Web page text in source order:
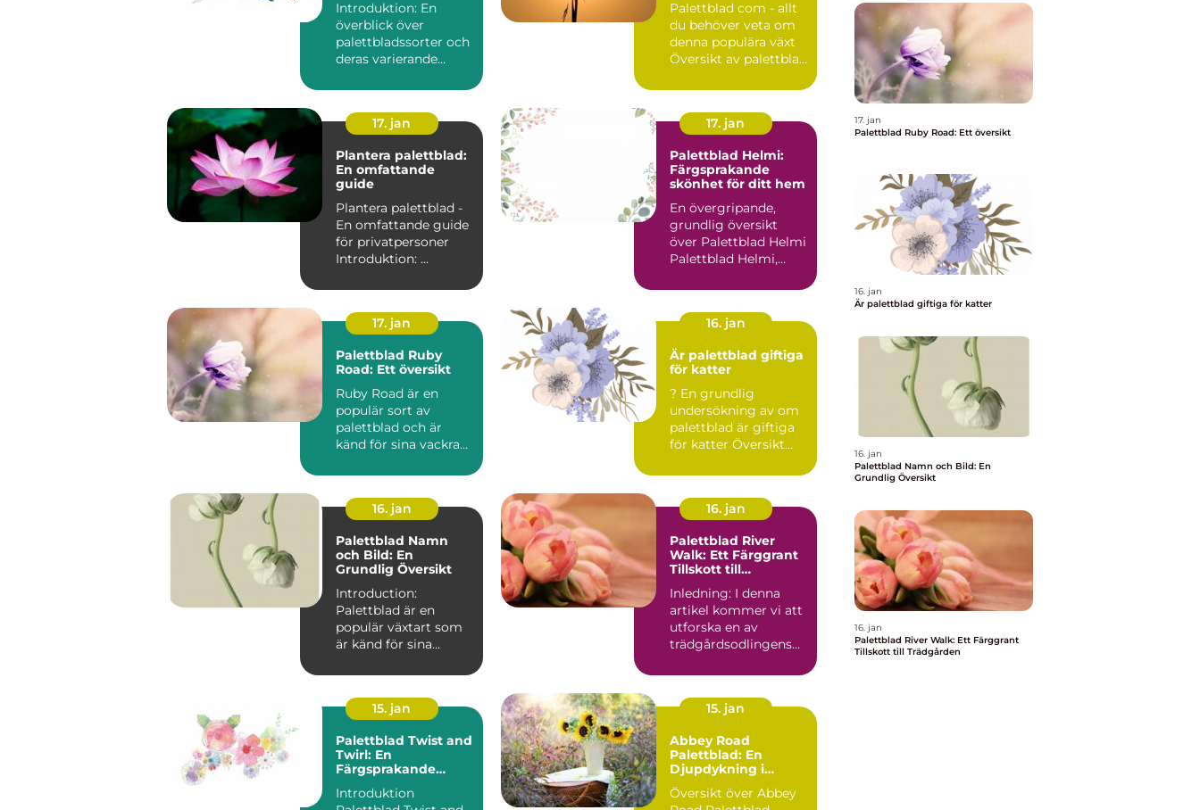
Introduktion: En
överblick över
palettbladssorter och
deras varierande
Coleu...
Palettblad com - allt
du behöver veta om
denna populära växt
Översikt av palettblad
17. jan
Plantera palettblad:
En omfattande
guide
Plantera palettblad -
En omfattande guide
för privatpersoner
Introduktion: ...
17. jan
Palettblad Helmi:
Färgsprakande
skönhet för ditt hem
En övergripande,
grundlig översikt
över Palettblad Helmi
Palettblad Helmi,
scu...
17. jan
Palettblad Ruby
Road: Ett översikt
Ruby Road är en
populär sort av
palettblad och är
känd för sina vackra
unika färgv...
16. jan
Är palettblad giftiga
för katter
? En grundlig
undersökning av om
palettblad är giftiga
för katter Översikt
pa...
16. jan
Palettblad Namn
och Bild: En
Grundlig Översikt
Introduction:
Palettblad är en
populär växtart som
är känd för sina
Dessutom finns de...
16. jan
Palettblad River
Walk: Ett Färggrant
Tillskott till
Inledning: I denna
artikel kommer vi att
utforska en av
trädgårdsodlingens
Palet...
15. jan
Palettblad Twist and
Twirl: En
Färgsprakande
Introduktion
15. jan
Abbey Road
Palettblad: En
Djupdykning i
Egenskaperna och
Översikt över Abbey
17. jan
Palettblad Ruby Road: Ett översikt
16. jan
Är palettblad giftiga för katter
16. jan
Palettblad Namn och Bild: En
Grundlig Översikt
16. jan
Palettblad River Walk: Ett Färggrant
Tillskott till Trädgården